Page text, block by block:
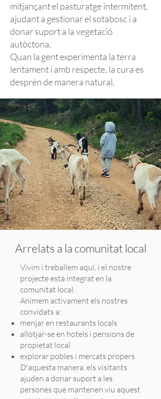
mitjançant el pasturatge intermitent,
ajudant a gestionar el sotabosc i a
donar suport a la vegetació
autòctona.
Quan la gent experimenta la terra
lentament i amb respecte, la cura es
desprèn de manera natural.
Arrelats a la comunitat local
Vivim i treballem aquí, i el nostre
projecte està integrat en la
comunitat local.
Animem activament els nostres
convidats a:
menjar en restaurants locals
allotjar-se en hotels i pensions de
propietat local
explorar pobles i mercats propers
D'aquesta manera, els visitants
ajuden a donar suport a les
persones que mantenen viu aquest